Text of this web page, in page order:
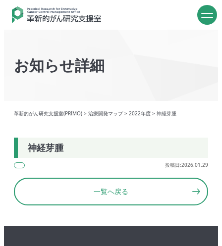
お知らせ詳細
革新的がん研究支援室(PRIMO) > 治療開発マップ> 2022年度 > 神経芽腫
神経芽腫
投稿日:2026.01.29
一覧へ戻る